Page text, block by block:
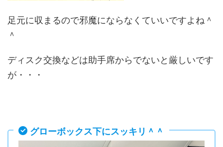
足元に収まるので邪魔にならなくていいですよね＾
＾
ディスク交換などは助手席からでないと厳しいです
が・・・
グローボックス下にスッキリ＾＾